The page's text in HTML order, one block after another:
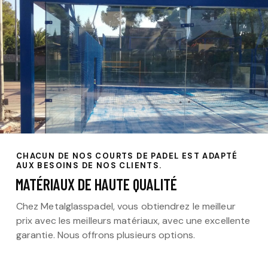
CHACUN DE NOS COURTS DE PADEL EST ADAPTÉ
AUX BESOINS DE NOS CLIENTS.
MATÉRIAUX DE HAUTE QUALITÉ
Chez Metalglasspadel, vous obtiendrez le meilleur
prix avec les meilleurs matériaux, avec une excellente
garantie. Nous offrons plusieurs options.